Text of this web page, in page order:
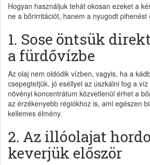
Hogyan használjuk tehát okosan ezeket a
ne a bőrirritációt, hanem a nyugodt pihenést
1. Sose öntsük
a fürdővízbe
Az olaj nem oldódik vízben, vagyis, ha a
csepegtetjük, jó eséllyel az úszkálni fog a
növényi koncentrátum közvetlenül érhet a
az érzékenyebb régiókhoz is, ami egészen
kellemes élmény.
2. Az illóolajat
keverjük először